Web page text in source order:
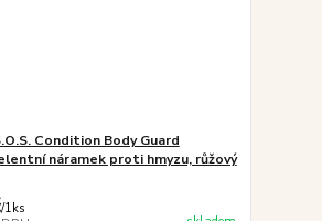
Condition Body Guard
náramek proti hmyzu, růžový
/1ks